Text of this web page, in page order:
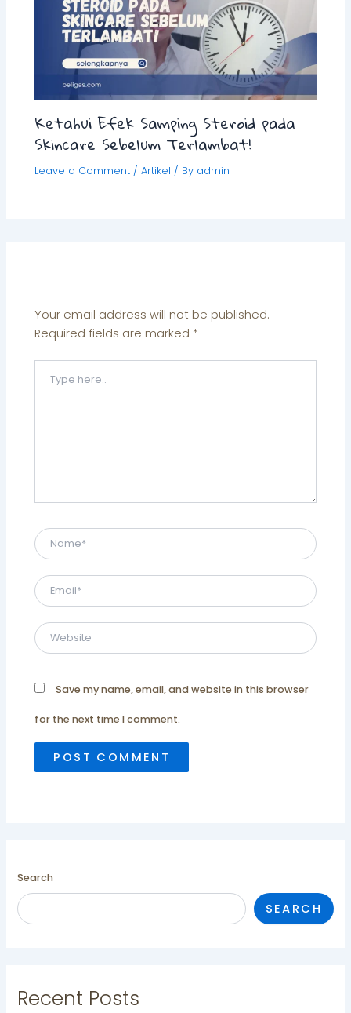
Ketahui Efek Samping Steroid pada
Skincare Sebelum Terlambat!
Leave a Comment /Artikel / By admin
Your email address will not be published.
Required fields are marked *
Type
Name*
Email*
Website
Save my name, email, and website in this browser
for the next time I comment.
Search
SEARCH
Recent Posts